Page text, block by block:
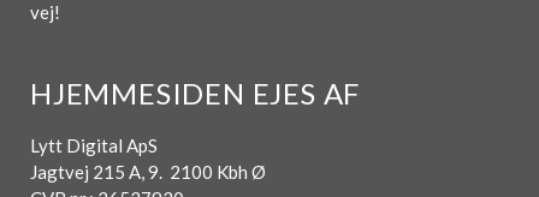
vej!
HJEMMESIDEN EJES AF
Lytt Digital ApS
Jagtvej 215 A, 9. 2100 Kbh Ø